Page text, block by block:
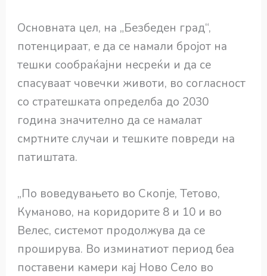
Основната цел, на „Безбеден град“,
потенцираат, е да се намали бројот на
тешки сообраќајни несреќи и да се
спасуваат човечки животи, во согласност
со стратешката определба до 2030
година значително да се намалат
смртните случаи и тешките повреди на
патиштата.
„По воведувањето во Скопје, Тетово,
Куманово, на коридорите 8 и 10 и во
Велес, системот продолжува да се
проширува. Во изминатиот период беа
поставени камери кај Ново Село во